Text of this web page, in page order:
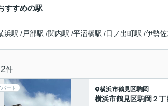
すすめの駅
浜駅 /戸部駅 /関内駅 /平沼橋駅 /日ノ出町駅 /伊勢
2件
パート 横浜市鶴見区駒岡
横浜市鶴見区駒岡２丁